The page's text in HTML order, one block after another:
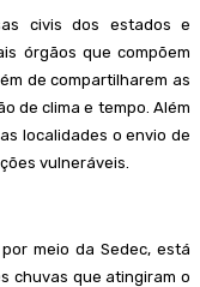
civis dos estados e
órgãos que compõem
de compartilharem as
de clima e tempo. Além
localidades o envio de
vulneráveis.
meio da Sedec, está
chuvas que atingiram o